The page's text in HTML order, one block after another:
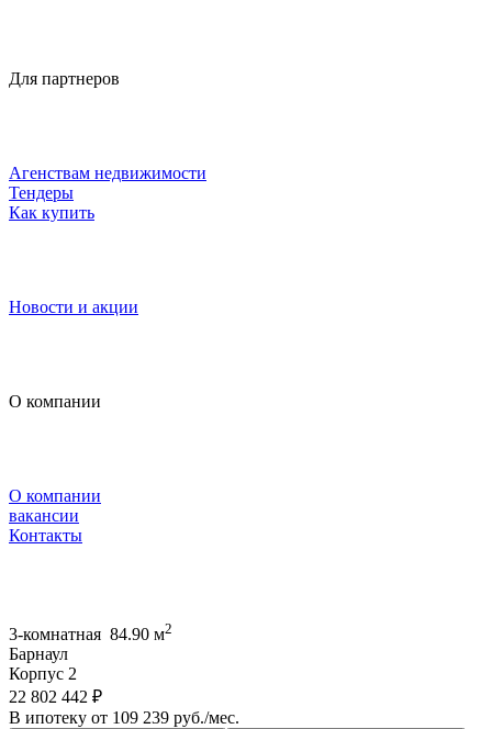
Для партнеров
Агенствам недвижимости
Тендеры
Как купить
Новости и акции
О компании
О компании
вакансии
Контакты
3-комнатная 84.90 м2
Барнаул
Корпус 2
22 802 442 ₽
В ипотеку от 109 239 руб./мес.